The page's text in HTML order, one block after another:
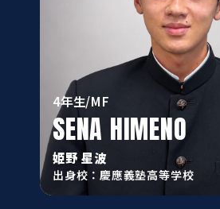
4年生/MF
SENA HIMENO
姫野 星波
出身校：慶應義塾高等学校